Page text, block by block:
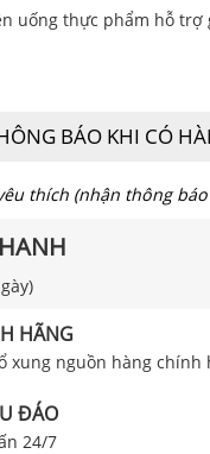
uống thực phẩm hỗ
BÁO KHI CÓ
thích (nhận thông báo
HÃNG
xung nguồn hàng chính
ĐÁO
24/7